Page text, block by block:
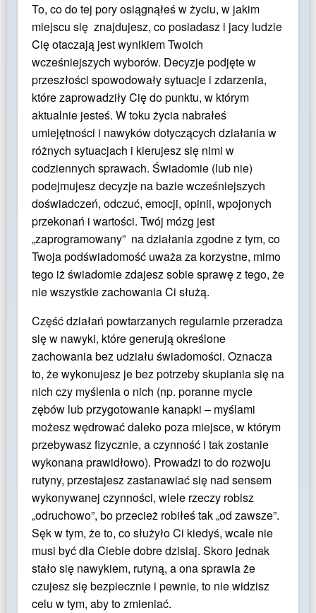
To, co do tej pory osiągnąłeś w życiu, w jakim
miejscu się znajdujesz, co posiadasz i jacy ludzie
Cię otaczają jest wynikiem Twoich
wcześniejszych wyborów. Decyzje podjęte w
przeszłości spowodowały sytuacje i zdarzenia,
które zaprowadziły Cię do punktu, w którym
aktualnie jesteś. W toku życia nabrałeś
umiejętności i nawyków dotyczących działania w
różnych sytuacjach i kierujesz się nimi w
codziennych sprawach. Świadomie (lub nie)
podejmujesz decyzje na bazie wcześniejszych
doświadczeń, odczuć, emocji, opinii, wpojonych
przekonań i wartości. Twój mózg jest
„zaprogramowany” na działania zgodne z tym, co
Twoja podświadomość uważa za korzystne, mimo
tego iż świadomie zdajesz sobie sprawę z tego, że
nie wszystkie zachowania Ci służą.
Część działań powtarzanych regularnie przeradza
się w nawyki, które generują określone
zachowania bez udziału świadomości. Oznacza
to, że wykonujesz je bez potrzeby skupiania się na
nich czy myślenia o nich (np. poranne mycie
zębów lub przygotowanie kanapki – myślami
możesz wędrować daleko poza miejsce, w którym
przebywasz fizycznie, a czynność i tak zostanie
wykonana prawidłowo). Prowadzi to do rozwoju
rutyny, przestajesz zastanawiać się nad sensem
wykonywanej czynności, wiele rzeczy robisz
„odruchowo”, bo przecież robiłeś tak „od zawsze”.
Sęk w tym, że to, co służyło Ci kiedyś, wcale nie
musi być dla Ciebie dobre dzisiaj. Skoro jednak
stało się nawykiem, rutyną, a ona sprawia że
czujesz się bezpiecznie i pewnie, to nie widzisz
celu w tym, aby to zmieniać.